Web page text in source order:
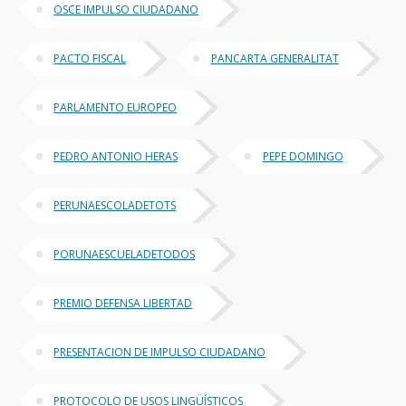
OSCE IMPULSO CIUDADANO
PACTO FISCAL PANCARTA GENERALITAT
PARLAMENTO EUROPEO
PEDRO ANTONIO HERAS PEPE DOMINGO
PERUNAESCOLADETOTS
PORUNAESCUELADETODOS
PREMIO DEFENSA LIBERTAD
PRESENTACION DE IMPULSO CIUDADANO
PROTOCOLO DE USOS LINGÜÍSTICOS